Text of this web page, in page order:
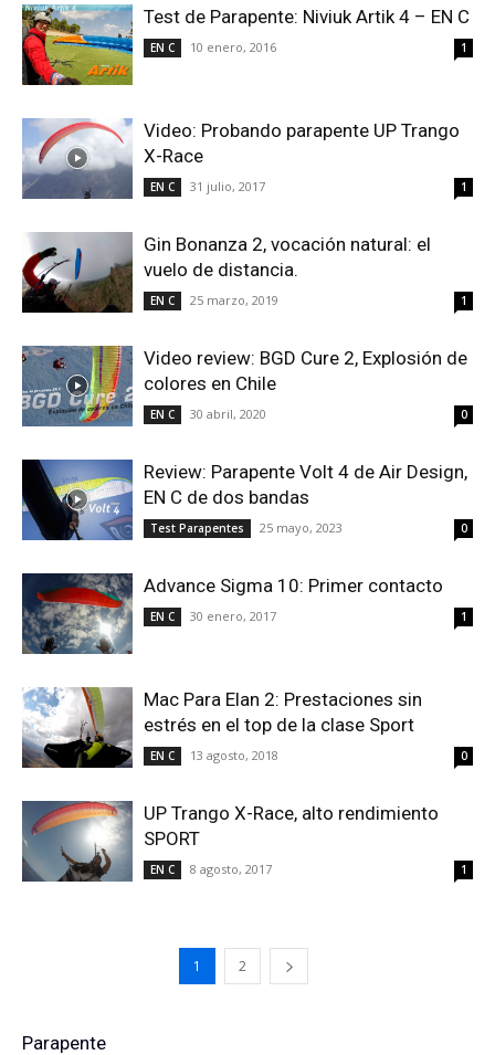
Test de Parapente: Niviuk Artik 4 – EN C
EN C 10 enero, 2016 1
Video: Probando parapente UP Trango
X-Race
EN C 31 julio, 2017 1
Gin Bonanza 2, vocación natural: el
vuelo de distancia.
EN C 25 marzo, 2019 1
Video review: BGD Cure 2, Explosión de
colores en Chile
EN C 30 abril, 2020 0
Review: Parapente Volt 4 de Air Design,
EN C de dos bandas
Test Parapentes 25 mayo, 2023 0
Advance Sigma 10: Primer contacto
EN C 30 enero, 2017 1
Mac Para Elan 2: Prestaciones sin
estrés en el top de la clase Sport
EN C 13 agosto, 2018 0
UP Trango X-Race, alto rendimiento
SPORT
EN C 8 agosto, 2017 1
1 2
Parapente